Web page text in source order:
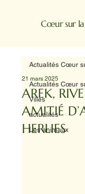
Cœur sur
Actualités Cœur
Villes
actualités
Les animaux
Actualités Cœur
AREK,
AMITIÉ
HERLIES
21 mars 2025